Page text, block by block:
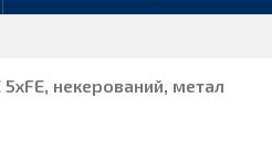
некерований, метал